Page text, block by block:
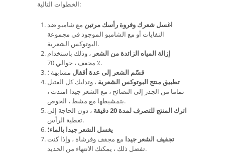
الخطوات التالية:
اغسل شعرك وفروة رأسك مرتين مع شامبو ضد
النفايات أو مع الشامبو الموجود في مجموعة
البوتوكس الشعرية.
إزالة المياه الزائدة من الشعر ، وذلك باستخدام
مجفف ، حوالي 70 ٪.
قسّم الشعر إلى عدة أقفال مشابهة ؛
تطبيق منتج البوتوكس الشعرية ، وتدليك كل الفتيل
تماما من الجذر إلى النصائح ، مع الشعر جيدا امتدت ،
بتمشيطها مع مشط ، الخوص.
اترك المنتج للتصرف لمدة 20 دقيقة
، دون الحاجة إلى
تغطية الرأس.
يغسل الشعر جيدا بالماء؛
تجفيف الشعر جيدا مع مجفف وفرشاة ، وإذا كنت
تفضل ذلك ، يمكنك الانتهاء من الحديد.